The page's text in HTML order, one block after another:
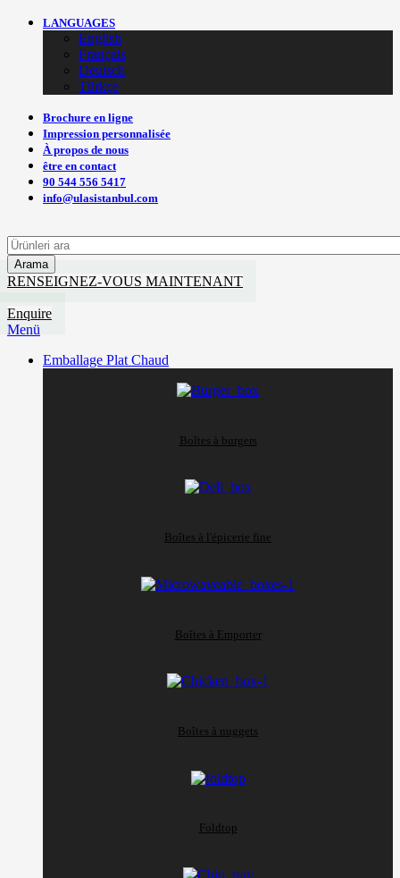
LANGUAGES
English
Français
Deutsch
Türkçe
Brochure en ligne
Impression personnalisée
À propos de nous
être en contact
90 544 556 5417
info@ulasistanbul.com
Arama
RENSEIGNEZ-VOUS MAINTENANT
Enquire
Menü
Emballage Plat Chaud
Boîtes à burgers
Boîtes à l'épicerie fine
Boîtes à Emporter
Boîtes à nuggets
Foldtop